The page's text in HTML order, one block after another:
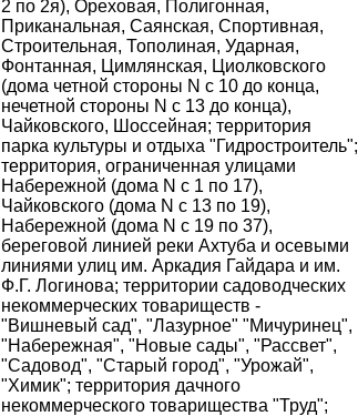
2 по 2я), Ореховая, Полигонная,
Приканальная, Саянская, Спортивная,
Строительная, Тополиная, Ударная,
Фонтанная, Цимлянская, Циолковского
(дома четной стороны N с 10 до конца,
нечетной стороны N с 13 до конца),
Чайковского, Шоссейная; территория
парка культуры и отдыха "Гидростроитель";
территория, ограниченная улицами
Набережной (дома N с 1 по 17),
Чайковского (дома N с 13 по 19),
Набережной (дома N с 19 по 37),
береговой линией реки Ахтуба и осевыми
линиями улиц им. Аркадия Гайдара и им.
Ф.Г. Логинова; территории садоводческих
некоммерческих товариществ -
"Вишневый сад", "Лазурное" "Мичуринец",
"Набережная", "Новые сады", "Рассвет",
"Садовод", "Старый город", "Урожай",
"Химик"; территория дачного
некоммерческого товарищества "Труд";